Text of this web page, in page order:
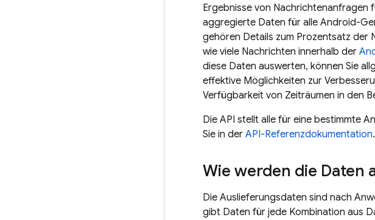
Ergebnisse von Nachrichtenanfragen
aggregierte Daten für alle Android-
gehören Details zum Prozentsatz der
wie viele Nachrichten innerhalb der
diese Daten auswerten, können Sie
effektive Möglichkeiten zur
Verfügbarkeit von Zeiträumen in den
Die API stellt alle für eine bestimmte
Sie in der API-Referenzdokumentation.
Wie werden die Daten
Die Auslieferungsdaten sind nach
gibt Daten für jede Kombination aus